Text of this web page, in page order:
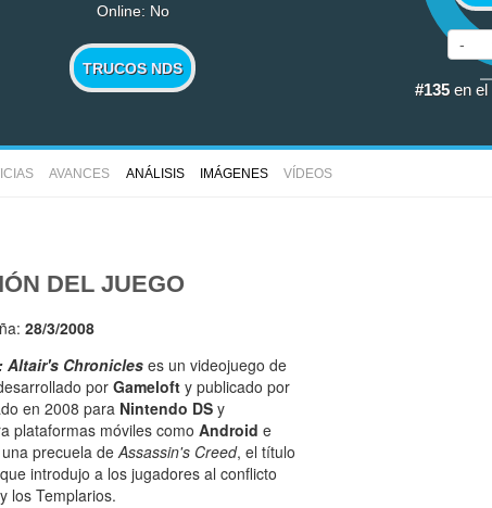
Online: No
TRUCOS NDS
#135en el
AVANCES ANÁLISIS IMÁGENES VÍDEOS
DEL JUEGO
28/3/2008
Altair's Chronicleses un videojuego de
por Gameloft y publicado por
en 2008 para Nintendo DS y
plataformas móviles como Android e
precuela deAssassin's Creed, el título
introdujo a los jugadores al conflicto
los Templarios.